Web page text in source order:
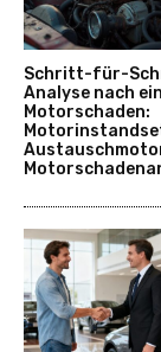
Schritt-für-
Analyse nach
Motorschaden: